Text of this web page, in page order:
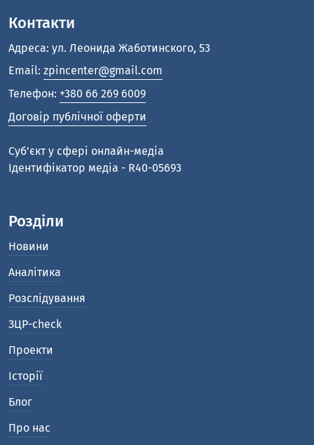
Контакти
Адреса: ул. Леонида Жаботинского, 53
Email: zpincenter@gmail.com
Телефон: +380 66 269 6009
Договір публічної оферти
Cуб'єкт у сфері онлайн-медіа
Ідентифікатор медіа - R40-05693
Розділи
Новини
Аналітика
Розслідування
ЗЦР-check
Проекти
Історії
Блог
Про нас